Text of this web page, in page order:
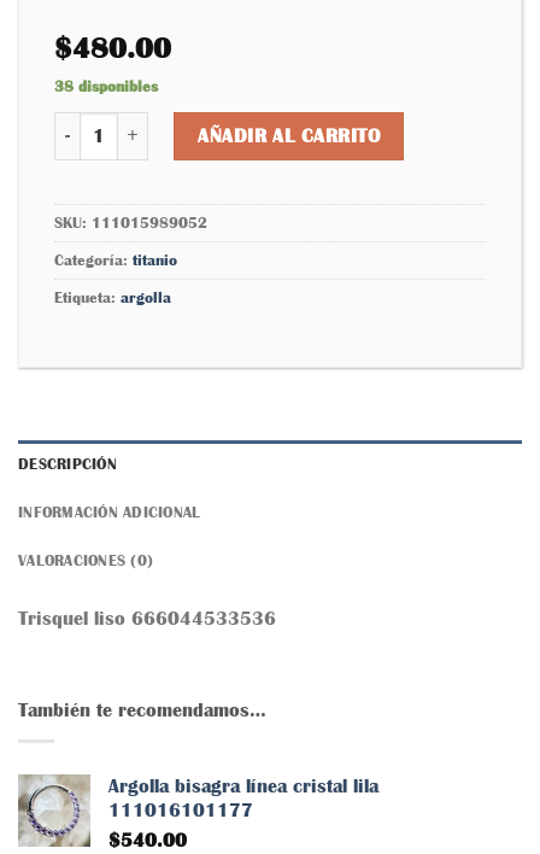
$480.00
38 disponibles
Argolla doble línea segmentada 111015989052 cantidad
AÑADIR AL CARRITO
SKU: 111015989052
Categoría: titanio
Etiqueta: argolla
DESCRIPCIÓN
INFORMACIÓN ADICIONAL
VALORACIONES (0)
Trisquel liso 666044533536
También te recomendamos…
Argolla bisagra línea cristal lila
111016101177
$540.00